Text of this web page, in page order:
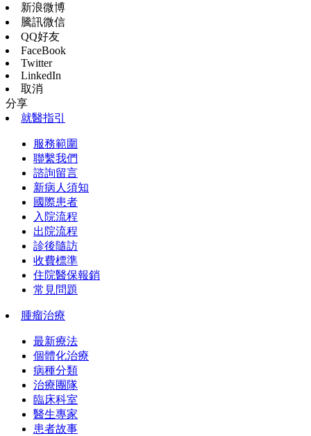
新浪微博
騰訊微信
QQ好友
FaceBook
Twitter
LinkedIn
取消
分享
就醫指引
服務範圍
聯繫我們
諮詢留言
新病人須知
國際患者
入院流程
出院流程
診後隨訪
收費標準
住院醫保報銷
常見問題
腫瘤治療
最新療法
個體化治療
病種分類
治療團隊
臨床科室
醫生專家
患者故事